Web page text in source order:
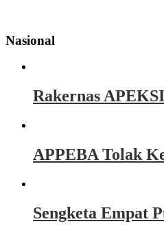
Nasional
Rakernas
APPEBA Tolak
Sengketa Empat